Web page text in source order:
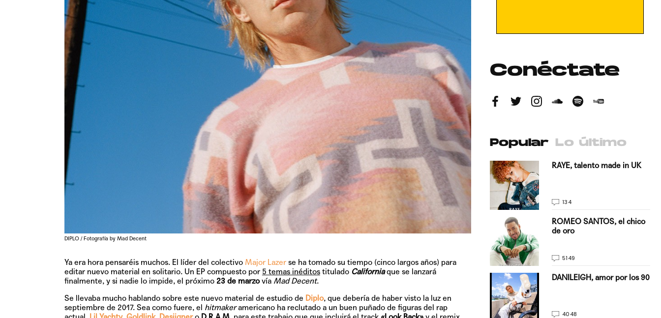
DIPLO / Fotografía by Mad Decent
Ya era hora pensaréis muchos. El líder del colectivo Major Lazerse ha tomado su tiempo (cinco largos años) para
editar nuevo material en solitario. Un EP compuesto por 5 temas inéditostitulado Californiaque se lanzará
finalmente, y si nadie lo impide, el próximo 23 de marzovía Mad Decent.
Se llevaba mucho hablando sobre este nuevo material de estudio de Diplo, que debería de haber visto la luz en
septiembre de 2017. Sea como fuere, el hitmakeramericano ha reclutado a un buen puñado de figuras del rap
Conéctate
Popular Lo último
TAINY, adelantado a su
tiempo
NICKI NICOLE, pisando
Hablamos con Justin
RAYE, talento made in UK
134
ROMEO SANTOS, el chico
de oro
5149
DANILEIGH, amor por los 90
4048